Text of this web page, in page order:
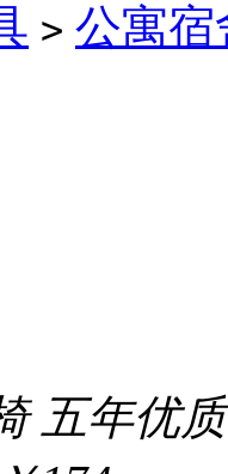
> 公寓宿
五年优